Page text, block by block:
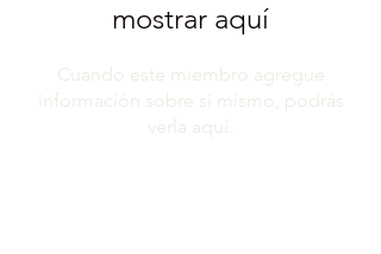
mostrar aquí
Cuando este miembro agregue
información sobre sí mismo, podrás
verla aquí.